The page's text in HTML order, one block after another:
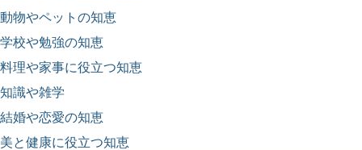
動物やペットの知恵
学校や勉強の知恵
料理や家事に役立つ知恵
知識や雑学
結婚や恋愛の知恵
美と健康に役立つ知恵